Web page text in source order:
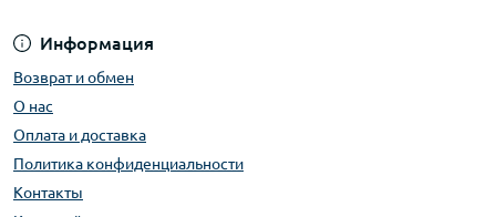
Информация
Возврат и обмен
О нас
Оплата и доставка
Политика конфиденциальности
Контакты